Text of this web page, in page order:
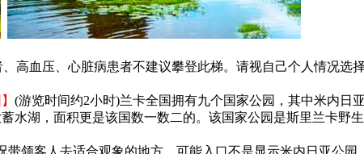
高血压、心脏病患者不建议攀登此梯。请视自己个人情况选
(游览时间约2小时)兰卡全国拥有九个国家公园，其中米内日
水湖，面积更是该国数一数二的。该国家公园是斯里兰卡野生
领客人去适合观象的地方，可能入口不是显示米内日亚公园